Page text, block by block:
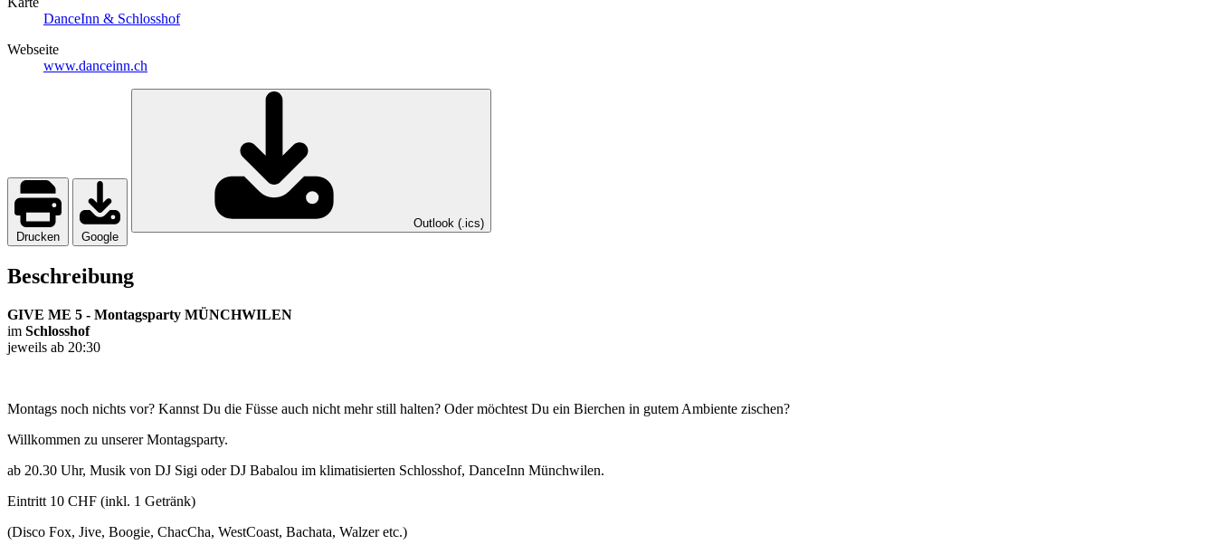
DanceInn & Schlosshof
Webseite
www.danceinn.ch
Drucken Google
Outlook (.ics)
Beschreibung
GIVE ME 5 - Montagsparty MÜNCHWILEN
im Schlosshof
jeweils ab 20:30
Montags noch nichts vor? Kannst Du die Füsse auch nicht mehr still halten? Oder möchtest Du ein Bierchen in gutem Ambiente zischen?
Willkommen zu unserer Montagsparty.
ab 20.30 Uhr, Musik von DJ Sigi oder DJ Babalou im klimatisierten Schlosshof, DanceInn Münchwilen.
Eintritt 10 CHF (inkl. 1 Getränk)
(Disco Fox, Jive, Boogie, ChacCha, WestCoast, Bachata, Walzer etc.)